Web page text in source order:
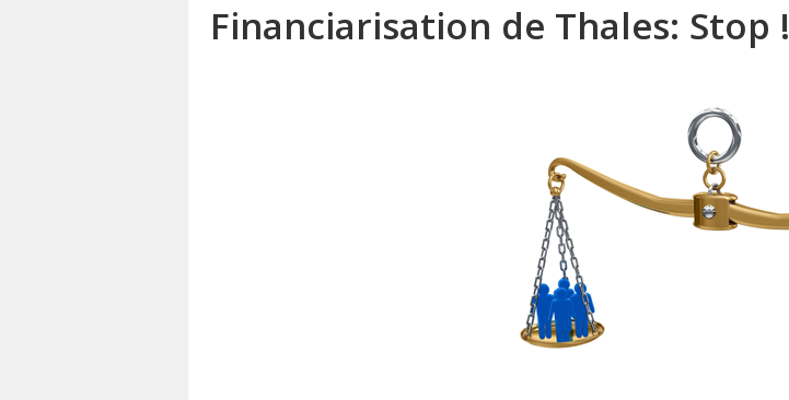
Financiarisation de Thales: Stop !